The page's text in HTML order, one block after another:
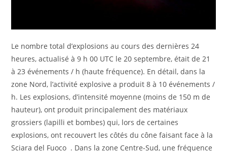
Le nombre total d’explosions au cours des dernières 24
heures, actualisé à 9 h 00 UTC le 20 septembre, était de 21
à 23 événements / h (haute fréquence). En détail, dans la
zone Nord, l’activité explosive a produit 8 à 10 événements /
h. Les explosions, d’intensité moyenne (moins de 150 m de
hauteur), ont produit principalement des matériaux
grossiers (lapilli et bombes) qui, lors de certaines
explosions, ont recouvert les côtés du cône faisant face à la
Sciara del Fuoco . Dans la zone Centre-Sud, une fréquence